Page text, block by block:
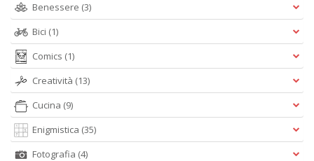
Benessere (3)
Bici (1)
Comics (1)
Creatività (13)
Cucina (9)
Enigmistica (35)
Fotografia (4)